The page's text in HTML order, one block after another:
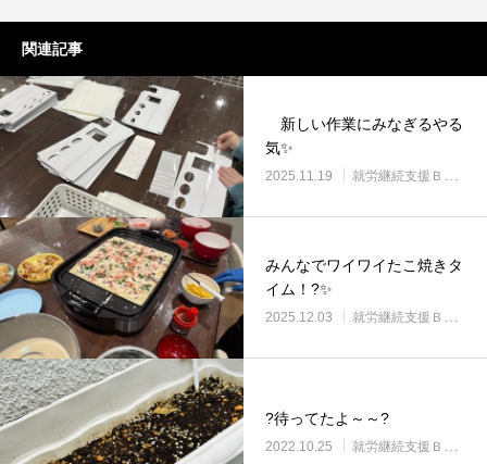
関連記事
新しい作業にみなぎるやる
気✨
2025.11.19 就労継続支援Ｂ型・ニコプレイス
みんなでワイワイたこ焼きタ
イム！?✨
2025.12.03 就労継続支援Ｂ型・ニコプレイス
?待ってたよ～～?
2022.10.25 就労継続支援Ｂ型・ニコプレイス